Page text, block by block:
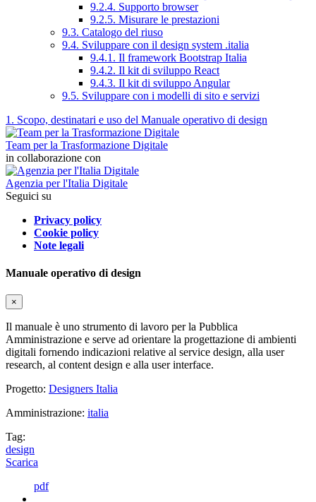
9.2.4. Supporto browser
9.2.5. Misurare le prestazioni
9.3. Catalogo del riuso
9.4. Sviluppare con il design system .italia
9.4.1. Il framework Bootstrap Italia
9.4.2. Il kit di sviluppo React
9.4.3. Il kit di sviluppo Angular
9.5. Sviluppare con i modelli di sito e servizi
1. Scopo, destinatari e uso del Manuale operativo di design
Team per la Trasformazione Digitale
in collaborazione con
Agenzia per l'Italia Digitale
Seguici su
Privacy policy
Cookie policy
Note legali
Manuale operativo di design
×
Il manuale è uno strumento di lavoro per la Pubblica
Amministrazione e serve ad orientare la progettazione di ambienti
digitali fornendo indicazioni relative al service design, alla user
research, al content design e alla user interface.
Progetto: Designers Italia
Amministrazione: italia
Tag:
design
Scarica
pdf